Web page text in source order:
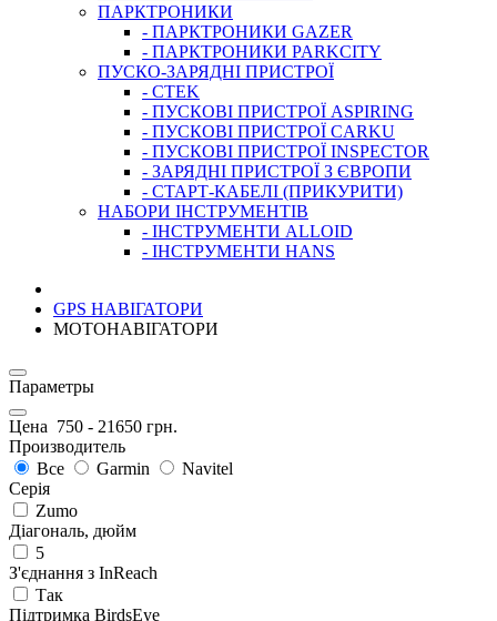
ПАРКТРОНИКИ
- ПАРКТРОНИКИ GAZER
- ПАРКТРОНИКИ PARKCITY
ПУСКО-ЗАРЯДНІ ПРИСТРОЇ
- CTEK
- ПУСКОВІ ПРИСТРОЇ ASPIRING
- ПУСКОВІ ПРИСТРОЇ CARKU
- ПУСКОВІ ПРИСТРОЇ INSPECTOR
- ЗАРЯДНІ ПРИСТРОЇ З ЄВРОПИ
- СТАРТ-КАБЕЛІ (ПРИКУРИТИ)
НАБОРИ ІНСТРУМЕНТІВ
- ІНСТРУМЕНТИ ALLOID
- ІНСТРУМЕНТИ HANS
GPS НАВІГАТОРИ
МОТОНАВІГАТОРИ
Параметры
Цена 750 - 21650 грн.
Производитель
Все
Garmin
Navitel
Серія
Zumo
Діагональ, дюйм
5
З'єднання з InReach
Так
Підтримка BirdsEye